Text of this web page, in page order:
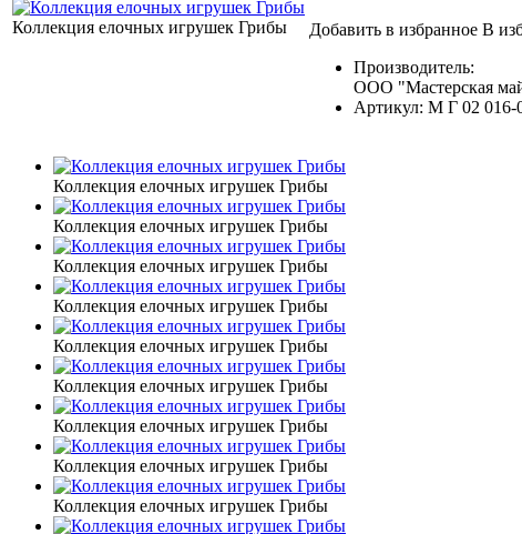
Коллекция елочных игрушек Грибы Добавить в избранное В
Производитель:
ООО "Мастерская
Артикул: М Г 02 016-
Коллекция елочных игрушек Грибы
Коллекция елочных игрушек Грибы
Коллекция елочных игрушек Грибы
Коллекция елочных игрушек Грибы
Коллекция елочных игрушек Грибы
Коллекция елочных игрушек Грибы
Коллекция елочных игрушек Грибы
Коллекция елочных игрушек Грибы
Коллекция елочных игрушек Грибы